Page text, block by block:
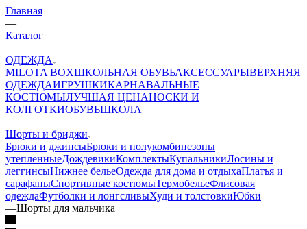
Главная
—
Каталог
—
ОДЕЖДА
MILOTA BOXШКОЛЬНАЯ ОБУВЬАКСЕССУАРЫВЕРХНЯЯ
ОДЕЖДАИГРУШКИКАРНАВАЛЬНЫЕ
КОСТЮМЫЛУЧШАЯ ЦЕНАНОСКИ И
КОЛГОТКИОБУВЬШКОЛА
—
Шорты и бриджи
Брюки и джинсыБрюки и полукомбинезоны
утепленныеДождевикиКомплектыКупальникиЛосины и
леггинсыНижнее бельеОдежда для дома и отдыхаПлатья и
сарафаныСпортивные костюмыТермобельеФлисовая
одеждаФутболки и лонгсливыХуди и толстовкиЮбки
—Шорты для мальчика